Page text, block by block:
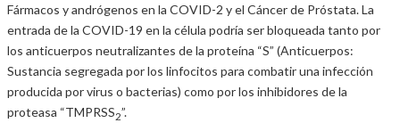
Fármacos y andrógenos en la COVID-2 y el Cáncer de Próstata. La
entrada de la COVID-19 en la célula podría ser bloqueada tanto por
los anticuerpos neutralizantes de la proteína “S” (Anticuerpos:
Sustancia segregada por los linfocitos para combatir una infección
producida por virus o bacterias) como por los inhibidores de la
proteasa “TMPRSS2”.